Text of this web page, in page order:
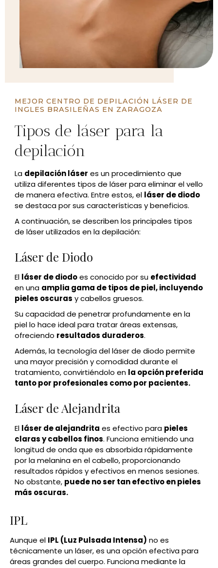
MEJOR CENTRO DE DEPILACIÓN LÁSER DE
INGLES BRASILEÑAS EN ZARAGOZA
Tipos de láser para la
depilación
La depilación láser es un procedimiento que
utiliza diferentes tipos de láser para eliminar el vello
de manera efectiva. Entre estos, el láser de diodo
se destaca por sus características y beneficios.
A continuación, se describen los principales tipos
de láser utilizados en la depilación:
Láser de Diodo
El láser de diodoes conocido por su efectividad
en una amplia gama de tipos de piel, incluyendo
pieles oscuras y cabellos gruesos.
Su capacidad de penetrar profundamente en la
piel lo hace ideal para tratar áreas extensas,
ofreciendo resultados duraderos.
Además, la tecnología del láser de diodo permite
una mayor precisión y comodidad durante el
tratamiento, convirtiéndolo en la opción preferida
tanto por profesionales como por pacientes.
Láser de Alejandrita
El láser de alejandrita es efectivo para pieles
claras y cabellos finos. Funciona emitiendo una
longitud de onda que es absorbida rápidamente
por la melanina en el cabello, proporcionando
resultados rápidos y efectivos en menos sesiones.
No obstante, puede no ser tan efectivo en pieles
más oscuras.
IPL
Aunque el IPL (Luz Pulsada Intensa) no es
técnicamente un láser, es una opción efectiva para
áreas grandes del cuerpo. Funciona mediante la